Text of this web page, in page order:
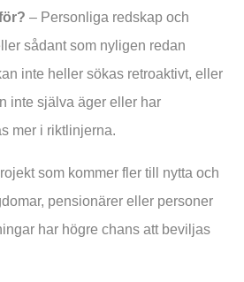
– Personliga redskap och
sådant som nyligen redan
inte heller sökas retroaktivt, eller
inte själva äger eller har
mer i riktlinjerna.
som kommer fler till nytta och
pensionärer eller personer
har högre chans att beviljas